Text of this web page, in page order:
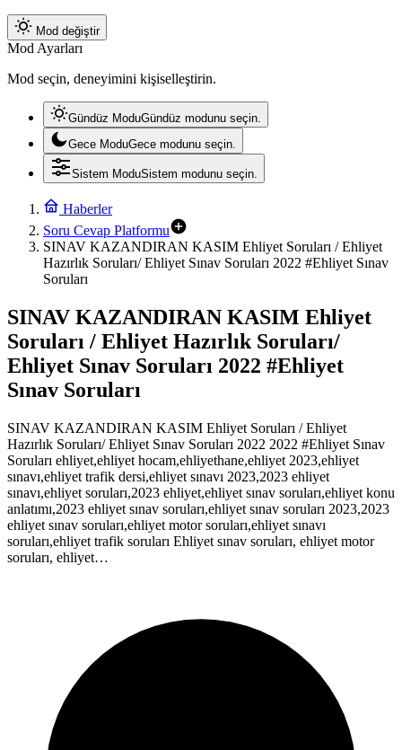
Mod değiştir
Mod Ayarları
Mod seçin, deneyimini kişiselleştirin.
Gündüz ModuGündüz modunu seçin.
Gece ModuGece modunu seçin.
Sistem ModuSistem modunu seçin.
Haberler
Soru Cevap Platformu
SINAV KAZANDIRAN KASIM Ehliyet Soruları / Ehliyet
Hazırlık Soruları/ Ehliyet Sınav Soruları 2022 #Ehliyet Sınav
Soruları
SINAV KAZANDIRAN KASIM Ehliyet
Soruları / Ehliyet Hazırlık Soruları/
Ehliyet Sınav Soruları 2022 #Ehliyet
Sınav Soruları
SINAV KAZANDIRAN KASIM Ehliyet Soruları / Ehliyet
Hazırlık Soruları/ Ehliyet Sınav Soruları 2022 2022 #Ehliyet Sınav
Soruları ehliyet,ehliyet hocam,ehliyethane,ehliyet 2023,ehliyet
sınavı,ehliyet trafik dersi,ehliyet sınavı 2023,2023 ehliyet
sınavı,ehliyet soruları,2023 ehliyet,ehliyet sınav soruları,ehliyet konu
anlatımı,2023 ehliyet sınav soruları,ehliyet sınav soruları 2023,2023
ehliyet sınav soruları,ehliyet motor soruları,ehliyet sınavı
soruları,ehliyet trafik soruları Ehliyet sınav soruları, ehliyet motor
soruları, ehliyet…